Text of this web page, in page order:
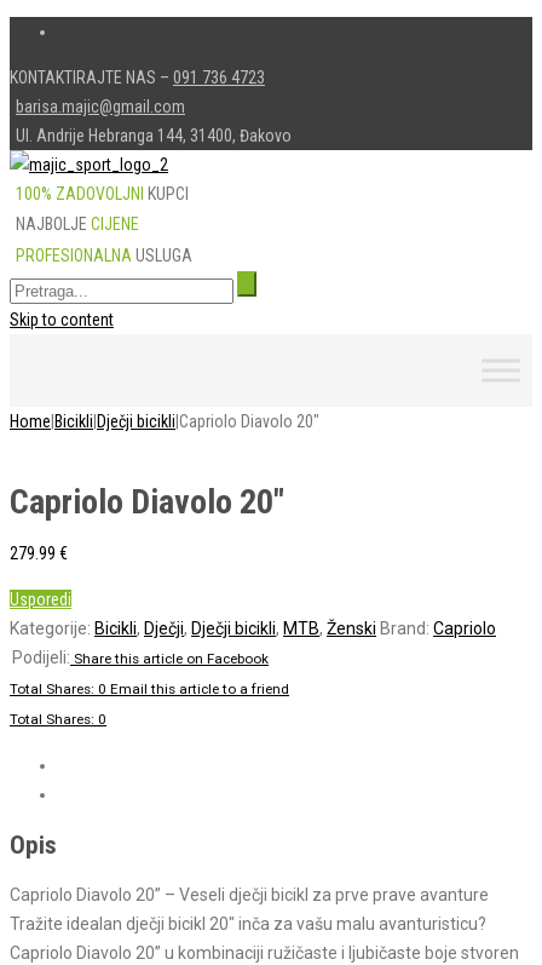
KONTAKTIRAJTE NAS – 091 736 4723
barisa.majic@gmail.com
Ul. Andrije Hebranga 144, 31400, Đakovo
100% ZADOVOLJNI
KUPCI
NAJBOLJE CIJENE
PROFESIONALNA USLUGA
Skip to content
Home Bicikli Dječji bicikli Capriolo Diavolo 20″
Capriolo Diavolo 20″
279.99 €
Usporedi
Kategorije: Bicikli, Dječji, Dječji bicikli, MTB, Ženski Brand: Capriolo
Share this article on Facebook
Total Shares: 0 Email this article to a friend
Total Shares: 0
Opis
Capriolo Diavolo 20” – Veseli dječji bicikl za prve prave avanture
Tražite idealan dječji bicikl 20″ inča za vašu malu avanturisticu?
Capriolo Diavolo 20” u kombinaciji ružičaste i ljubičaste boje stvoren